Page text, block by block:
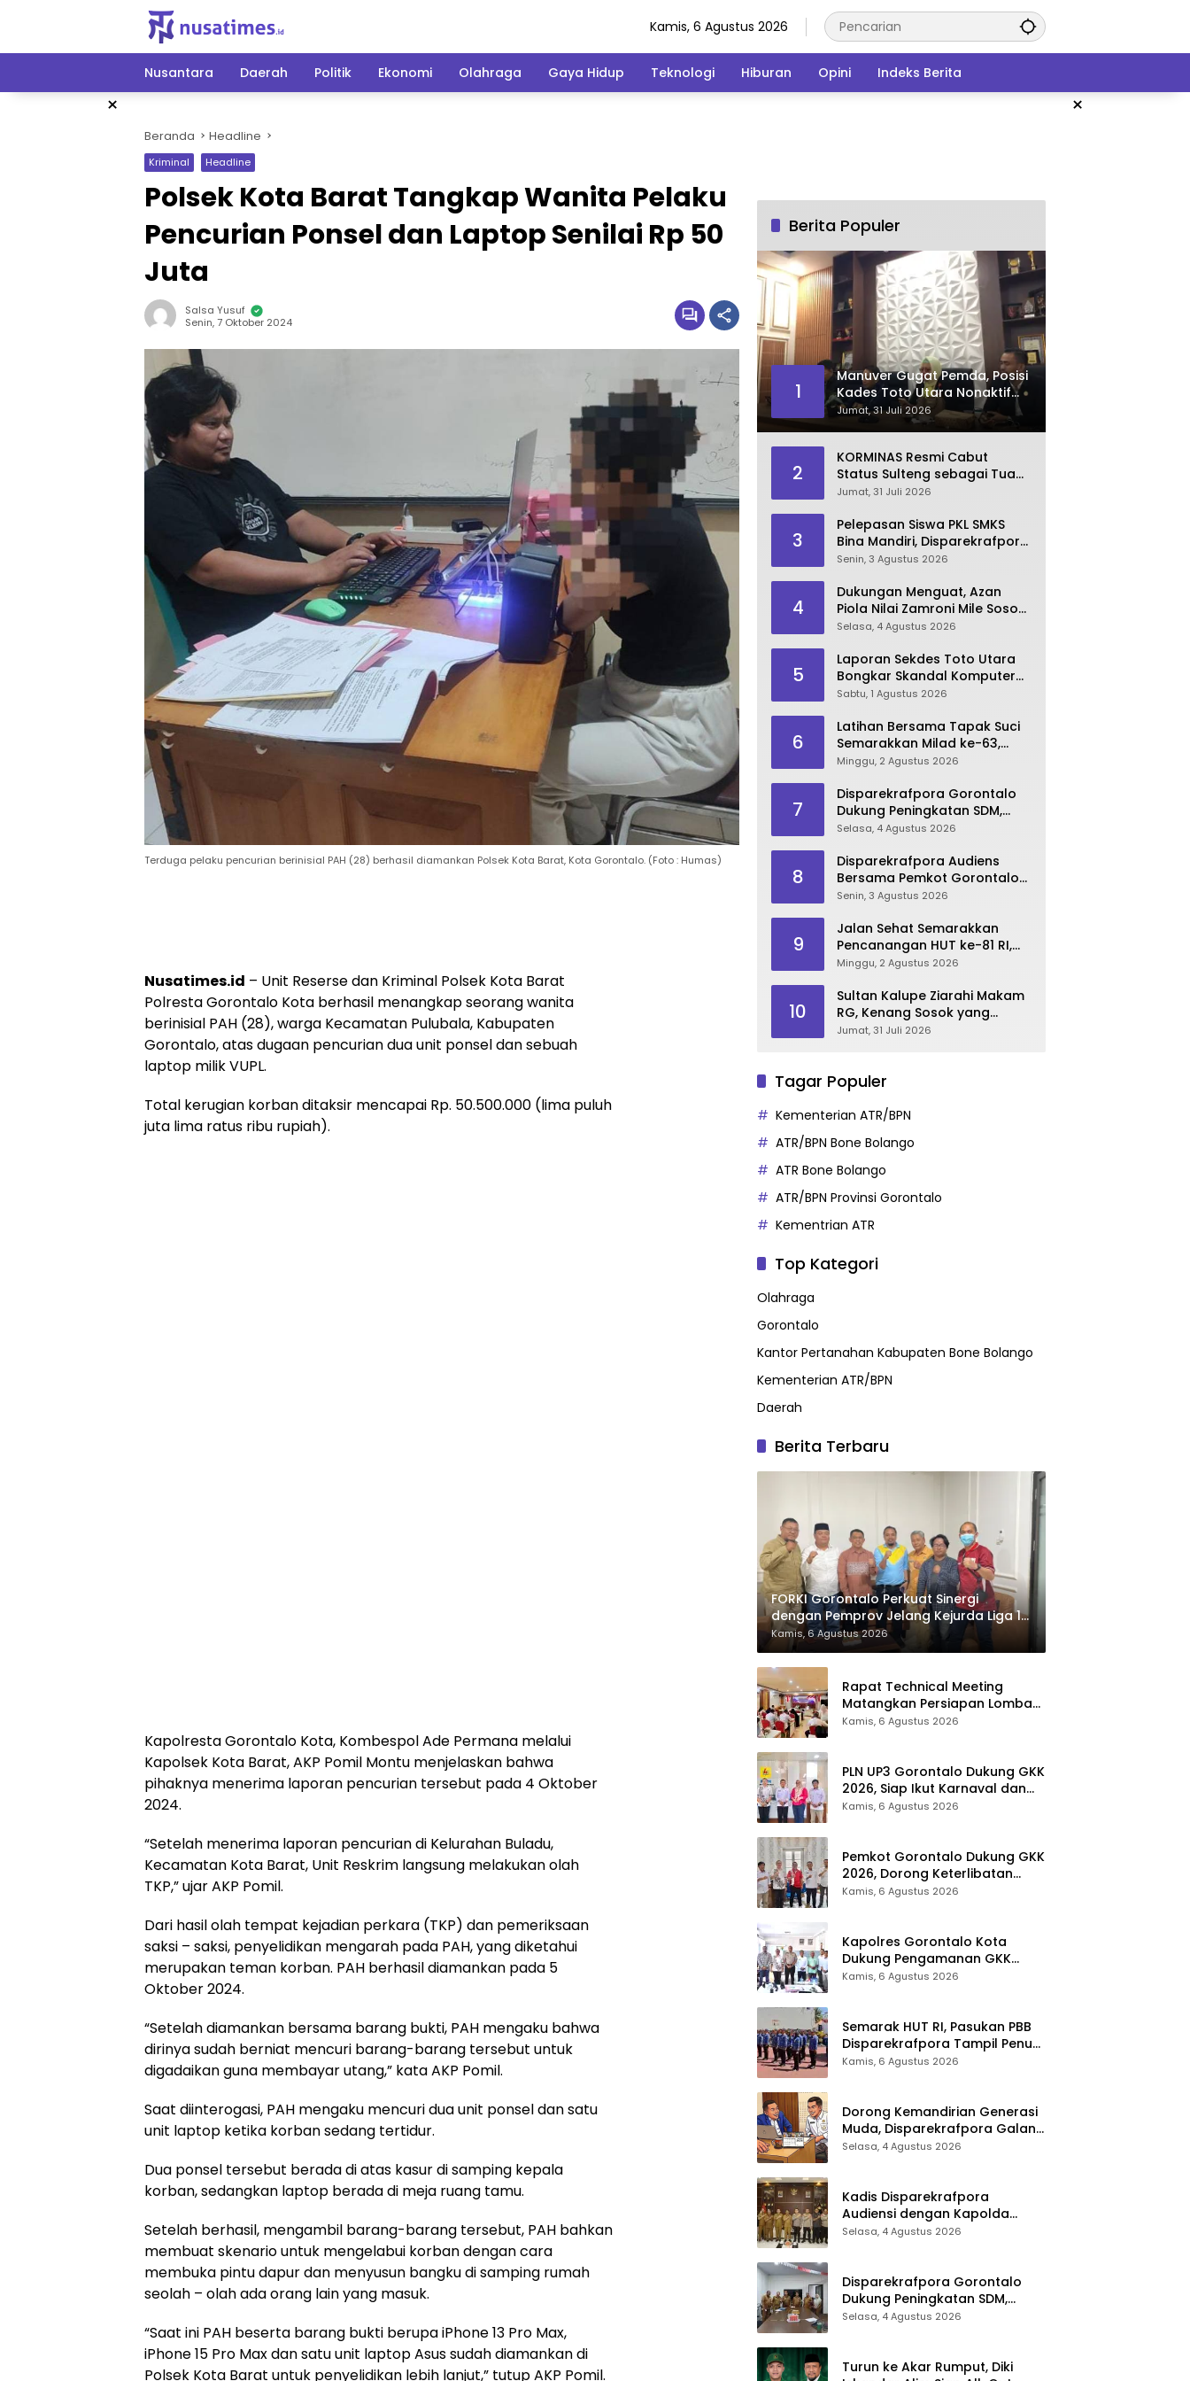
Kamis, 6 Agustus 2026
Nusantara Daerah Politik Ekonomi Olahraga Gaya Hidup Teknologi Hiburan Opini Indeks Berita
× ×
Beranda Headline
Kriminal Headline
Polsek Kota Barat Tangkap Wanita Pelaku
Pencurian Ponsel dan Laptop Senilai Rp 50
Juta
Salsa Yusuf
Senin, 7 Oktober 2024
Terduga pelaku pencurian berinisial PAH (28) berhasil diamankan Polsek Kota Barat, Kota Gorontalo. (Foto : Humas)
Nusatimes.id – Unit Reserse dan Kriminal Polsek Kota Barat
Polresta Gorontalo Kota berhasil menangkap seorang wanita
berinisial PAH (28), warga Kecamatan Pulubala, Kabupaten
Gorontalo, atas dugaan pencurian dua unit ponsel dan sebuah
laptop milik VUPL.
Total kerugian korban ditaksir mencapai Rp. 50.500.000 (lima puluh
juta lima ratus ribu rupiah).
Kapolresta Gorontalo Kota, Kombespol Ade Permana melalui
Kapolsek Kota Barat, AKP Pomil Montu menjelaskan bahwa
pihaknya menerima laporan pencurian tersebut pada 4 Oktober
2024.
“Setelah menerima laporan pencurian di Kelurahan Buladu,
Kecamatan Kota Barat, Unit Reskrim langsung melakukan olah
TKP,” ujar AKP Pomil.
Dari hasil olah tempat kejadian perkara (TKP) dan pemeriksaan
saksi – saksi, penyelidikan mengarah pada PAH, yang diketahui
merupakan teman korban. PAH berhasil diamankan pada 5
Oktober 2024.
“Setelah diamankan bersama barang bukti, PAH mengaku bahwa
dirinya sudah berniat mencuri barang-barang tersebut untuk
digadaikan guna membayar utang,” kata AKP Pomil.
Saat diinterogasi, PAH mengaku mencuri dua unit ponsel dan satu
unit laptop ketika korban sedang tertidur.
Dua ponsel tersebut berada di atas kasur di samping kepala
korban, sedangkan laptop berada di meja ruang tamu.
Setelah berhasil, mengambil barang-barang tersebut, PAH bahkan
membuat skenario untuk mengelabui korban dengan cara
membuka pintu dapur dan menyusun bangku di samping rumah
seolah – olah ada orang lain yang masuk.
“Saat ini PAH beserta barang bukti berupa iPhone 13 Pro Max,
iPhone 15 Pro Max dan satu unit laptop Asus sudah diamankan di
Polsek Kota Barat untuk penyelidikan lebih lanjut,” tutup AKP Pomil.
Berita Populer
1
Manuver Gugat Pemda, Posisi
Kades Toto Utara Nonaktif
Dinilai Kian Terpuruk
Jumat, 31 Juli 2026
2
KORMINAS Resmi Cabut
Status Sulteng sebagai Tuan
Rumah FORNAS IX 2027
Jumat, 31 Juli 2026
3
Pelepasan Siswa PKL SMKS
Bina Mandiri, Disparekrafpora
Dorong Lahirnya SDM
Senin, 3 Agustus 2026
4
Dukungan Menguat, Azan
Piola Nilai Zamroni Mile Sosok
Tepat Teruskan
Selasa, 4 Agustus 2026
5
Laporan Sekdes Toto Utara
Bongkar Skandal Komputer
‘Siluman’ 2025
Sabtu, 1 Agustus 2026
6
Latihan Bersama Tapak Suci
Semarakkan Milad ke-63,
Sultan Kalupe Ajak Atlet
Minggu, 2 Agustus 2026
7
Disparekrafpora Gorontalo
Dukung Peningkatan SDM,
Berikan Rekomendasi Studi S3
Selasa, 4 Agustus 2026
8
Disparekrafpora Audiens
Bersama Pemkot Gorontalo
Bahas Dukungan GKK 2026
Senin, 3 Agustus 2026
9
Jalan Sehat Semarakkan
Pencanangan HUT ke-81 RI,
Danau Perintis Jadi Etalase
Minggu, 2 Agustus 2026
10
Sultan Kalupe Ziarahi Makam
RG, Kenang Sosok yang
Mendedikasikan Hidup untuk
Jumat, 31 Juli 2026
Tagar Populer
Kementerian ATR/BPN
ATR/BPN Bone Bolango
ATR Bone Bolango
ATR/BPN Provinsi Gorontalo
Kementrian ATR
Top Kategori
Olahraga
Gorontalo
Kantor Pertanahan Kabupaten Bone Bolango
Kementerian ATR/BPN
Daerah
Berita Terbaru
FORKI Gorontalo Perkuat Sinergi
dengan Pemprov Jelang Kejurda Liga 1
Piala Gubernur 2026
Kamis, 6 Agustus 2026
Rapat Technical Meeting
Matangkan Persiapan Lomba
Olahraga Masyarakat Tingkat
Kamis, 6 Agustus 2026
PLN UP3 Gorontalo Dukung GKK
2026, Siap Ikut Karnaval dan
Pastikan Ketersediaan Listrik
Kamis, 6 Agustus 2026
Pemkot Gorontalo Dukung GKK
2026, Dorong Keterlibatan
UMKM dan Ekraf Lokal
Kamis, 6 Agustus 2026
Kapolres Gorontalo Kota
Dukung Pengamanan GKK
2026, Disparekrafpora Perkuat
Kamis, 6 Agustus 2026
Semarak HUT RI, Pasukan PBB
Disparekrafpora Tampil Penuh
Semangat
Kamis, 6 Agustus 2026
Dorong Kemandirian Generasi
Muda, Disparekrafpora Galang
Dukungan Penuh Para Aleg
Selasa, 4 Agustus 2026
Kadis Disparekrafpora
Audiensi dengan Kapolda
Gorontalo, Perkuat Sinergi
Selasa, 4 Agustus 2026
Disparekrafpora Gorontalo
Dukung Peningkatan SDM,
Berikan Rekomendasi Studi S3
Selasa, 4 Agustus 2026
Turun ke Akar Rumput, Diki